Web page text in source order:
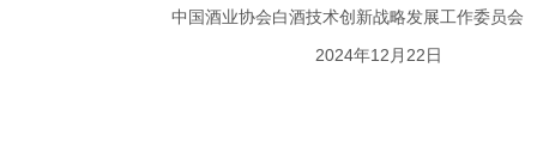
中国酒业协会白酒技术创新战略发展工作委员会
2024年12月22日